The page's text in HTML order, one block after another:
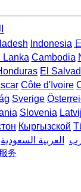
Indonesia
Lanka Cambodia
El
Côte d'Ivoire
Sverige
Slovenia
Кыргызской
العربية السعودية
务